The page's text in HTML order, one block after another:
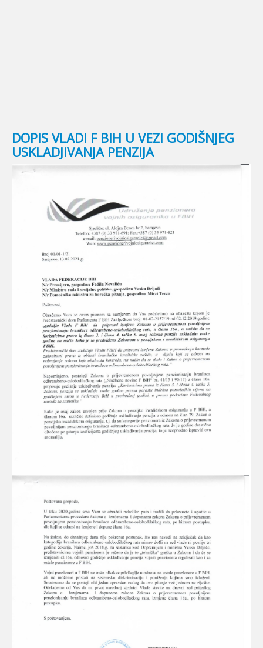
DOPIS VLADI F BIH U VEZI GODIŠNJEG
USKLADJIVANJA PENZIJA